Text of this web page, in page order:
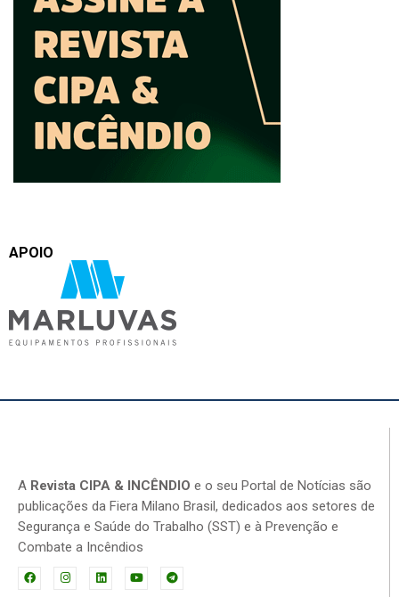
APOIO
A Revista CIPA & INCÊNDIO e o seu Portal de Notícias são
publicações da Fiera Milano Brasil, dedicados aos setores de
Segurança e Saúde do Trabalho (SST) e à Prevenção e
Combate a Incêndios